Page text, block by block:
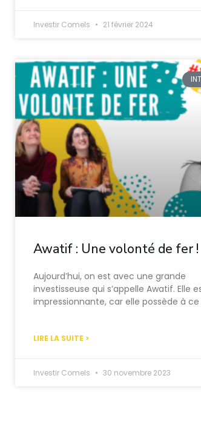
Investir Comels 21 février 2024
Awatif : Une volonté de fer !
Aujourd’hui, on est avec une grande
investisseuse qui s’appelle Awatif. Elle
impressionnante, car elle possède à ce
LIRE LA SUITE >
Investir Comels 30 novembre 2023